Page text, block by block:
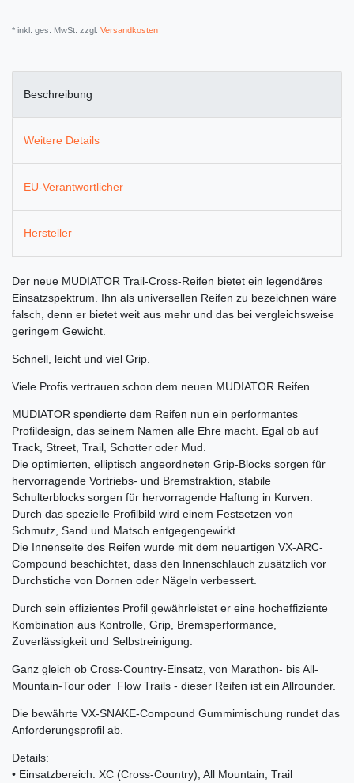
* inkl. ges. MwSt. zzgl. Versandkosten
Beschreibung
Weitere Details
EU-Verantwortlicher
Hersteller
Der neue MUDIATOR Trail-Cross-Reifen bietet ein legendäres
Einsatzspektrum. Ihn als universellen Reifen zu bezeichnen wäre
falsch, denn er bietet weit aus mehr und das bei vergleichsweise
geringem Gewicht.
Schnell, leicht und viel Grip.
Viele Profis vertrauen schon dem neuen MUDIATOR Reifen.
MUDIATOR spendierte dem Reifen nun ein performantes
Profildesign, das seinem Namen alle Ehre macht. Egal ob auf
Track, Street, Trail, Schotter oder Mud.
Die optimierten, elliptisch angeordneten Grip-Blocks sorgen für
hervorragende Vortriebs- und Bremstraktion, stabile
Schulterblocks sorgen für hervorragende Haftung in Kurven.
Durch das spezielle Profilbild wird einem Festsetzen von
Schmutz, Sand und Matsch entgegengewirkt.
Die Innenseite des Reifen wurde mit dem neuartigen VX-ARC-
Compound beschichtet, dass den Innenschlauch zusätzlich vor
Durchstiche von Dornen oder Nägeln verbessert.
Durch sein effizientes Profil gewährleistet er eine hocheffiziente
Kombination aus Kontrolle, Grip, Bremsperformance,
Zuverlässigkeit und Selbstreinigung.
Ganz gleich ob Cross-Country-Einsatz, von Marathon- bis All-
Mountain-Tour oder Flow Trails - dieser Reifen ist ein Allrounder.
Die bewährte VX-SNAKE-Compound Gummimischung rundet das
Anforderungsprofil ab.
Details:
• Einsatzbereich: XC (Cross-Country), All Mountain, Trail